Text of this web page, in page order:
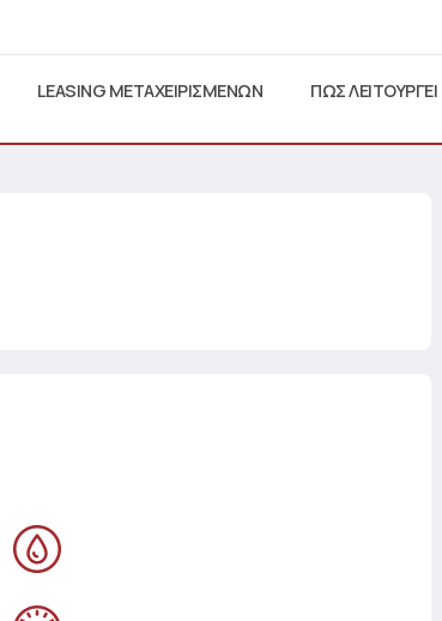
LEASING ΜΕΤΑΧΕΙΡΙΣΜΕΝΩΝ ΠΩΣ ΛΕΙΤΟΥΡΓΕΙ